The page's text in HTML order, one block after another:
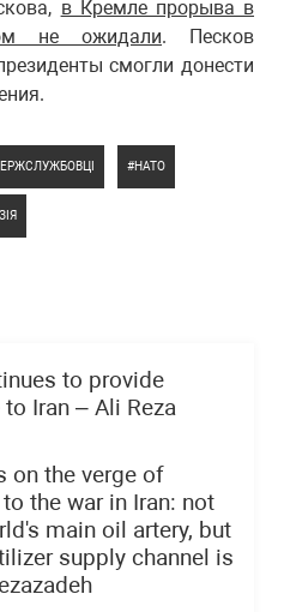
в Кремле прорыва в
не ожидали. Песков
смогли донести
НАТО
to provide
Iran – Ali Reza
on the verge of
the war in Iran: not
main oil artery, but
supply channel is